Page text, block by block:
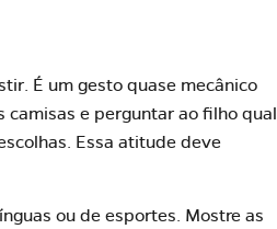
É um gesto quase mecânico
camisas e perguntar ao filho qual
Essa atitude deve
ou de esportes. Mostre as